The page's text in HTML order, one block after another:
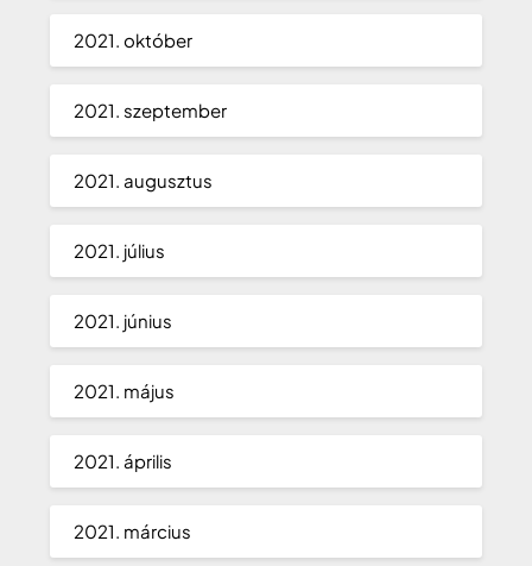
2021. október
2021. szeptember
2021. augusztus
2021. július
2021. június
2021. május
2021. április
2021. március